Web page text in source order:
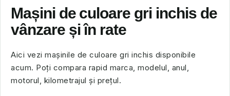
Mașini de culoare gri inchis de
vânzare și în rate
Aici vezi mașinile de culoare gri inchis disponibile
acum. Poți compara rapid marca, modelul, anul,
motorul, kilometrajul și prețul.